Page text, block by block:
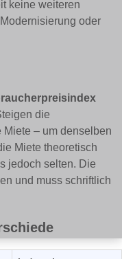
keine weiteren
oder
die
Miete – um denselben
Miete theoretisch
jedoch selten. Die
und muss schriftlich